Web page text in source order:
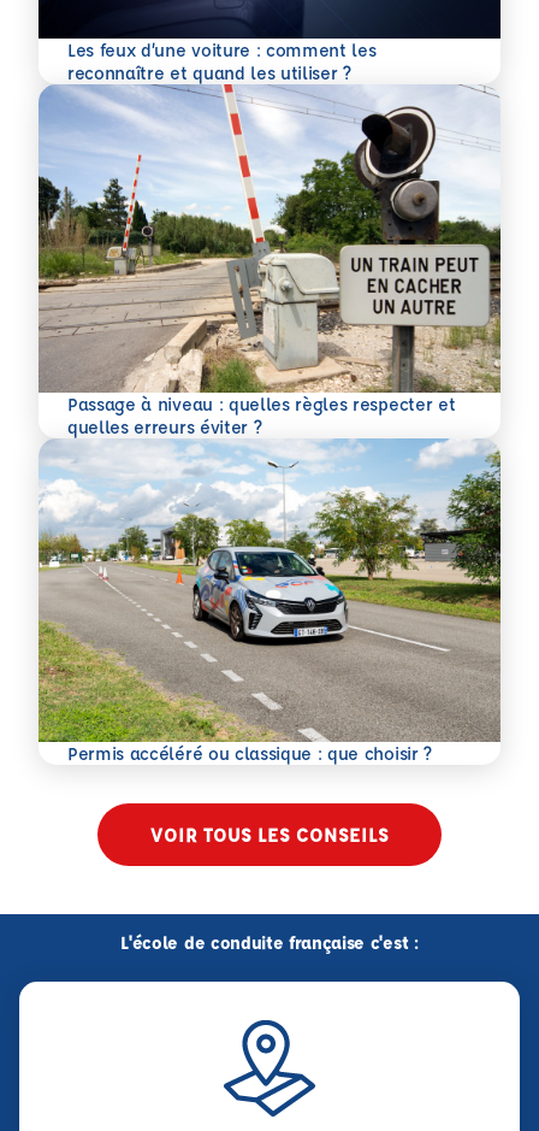
Les feux d’une voiture : comment les
reconnaître et quand les utiliser ?
En savoir plus
Passage à niveau : quelles règles respecter et
quelles erreurs éviter ?
En savoir plus
Permis accéléré ou classique : que choisir ?
En savoir plus
VOIR TOUS LES CONSEILS
L'école de conduite française c'est :